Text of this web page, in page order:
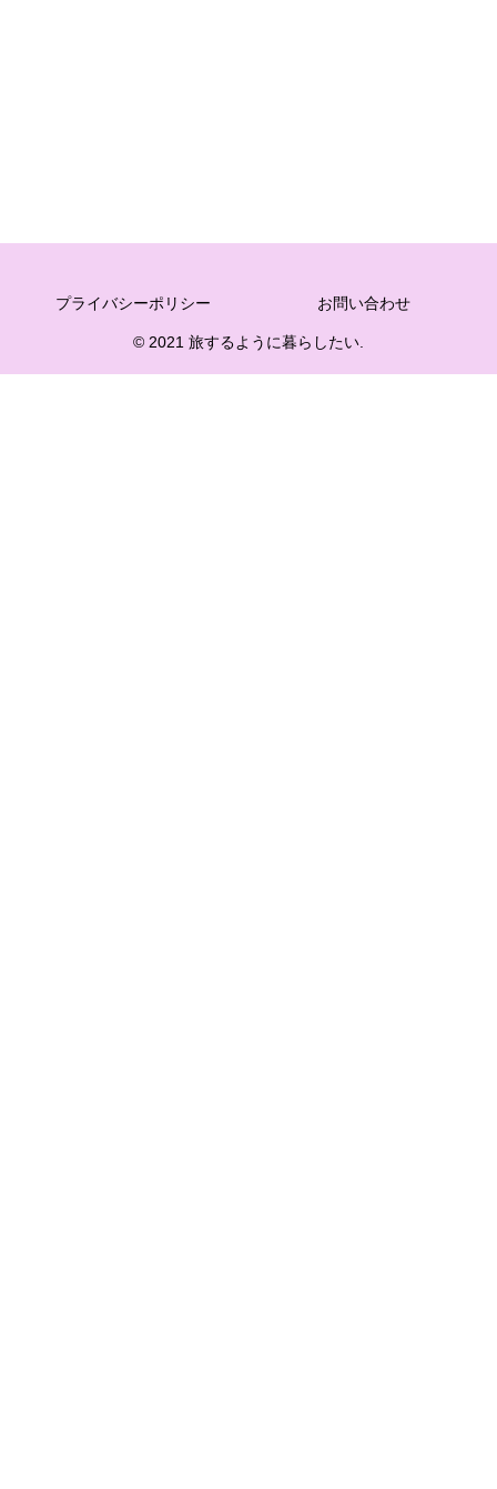
プライバシーポリシー お問い合わせ
© 2021 旅するように暮らしたい.